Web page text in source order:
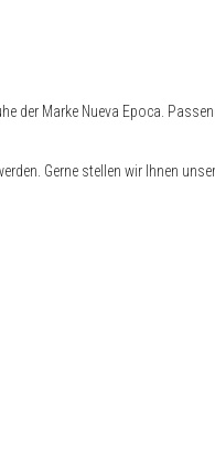
der Marke Nueva Epoca.
Gerne stellen wir Ihnen